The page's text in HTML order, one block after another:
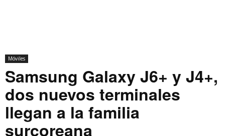
Móviles
Samsung Galaxy J6+ y J4+,
dos nuevos terminales
llegan a la familia
surcoreana